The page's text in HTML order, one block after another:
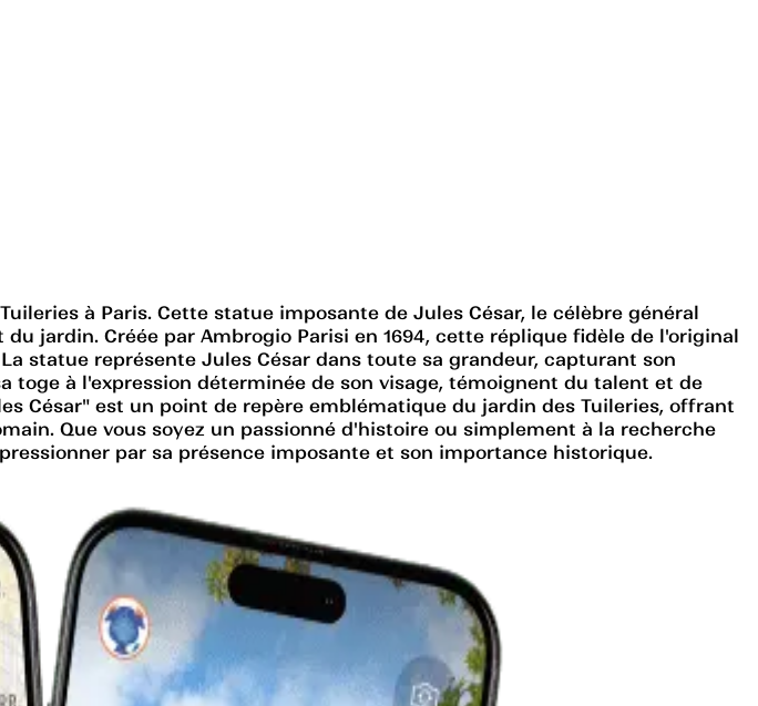
à Paris. Cette statue imposante de Jules César, le célèbre général
jardin. Créée par Ambrogio Parisi en 1694, cette réplique fidèle de l'original
statue représente Jules César dans toute sa grandeur, capturant son
à l'expression déterminée de son visage, témoignent du talent et de
César" est un point de repère emblématique du jardin des Tuileries, offrant
Que vous soyez un passionné d'histoire ou simplement à la recherche
par sa présence imposante et son importance historique.